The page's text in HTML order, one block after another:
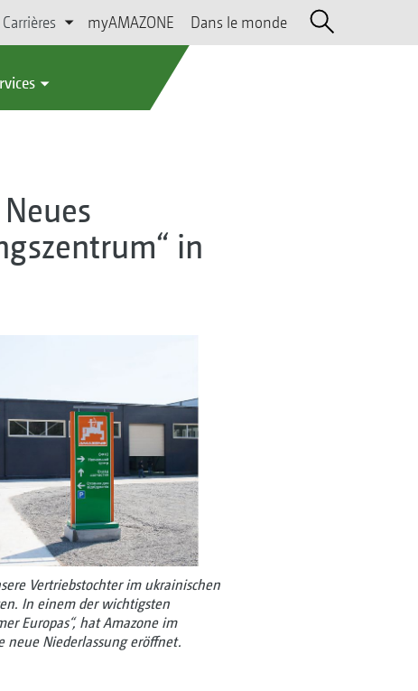
Carrières myAMAZONE Dans le monde
in
Vertriebstochter im ukrainischen
In einem der wichtigsten
Europas“, hat Amazone im
neue Niederlassung eröffnet.